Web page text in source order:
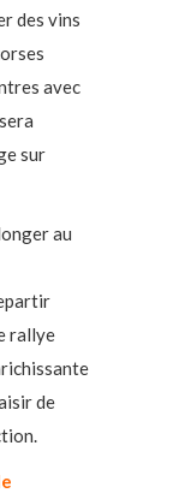
des vins
avec
sur
au
rallye
de